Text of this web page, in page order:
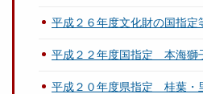
平成２６年度文化財の国指定
平成２２年度国指定 本海獅
平成２０年度県指定 桂葉・